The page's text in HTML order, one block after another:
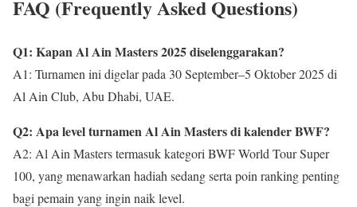
FAQ (Frequently Asked Questions)
Q1: Kapan Al Ain Masters 2025 diselenggarakan?
A1: Turnamen ini digelar pada 30 September–5 Oktober 2025 di
Al Ain Club, Abu Dhabi, UAE.
Q2: Apa level turnamen Al Ain Masters di kalender BWF?
A2: Al Ain Masters termasuk kategori BWF World Tour Super
100, yang menawarkan hadiah sedang serta poin ranking penting
bagi pemain yang ingin naik level.